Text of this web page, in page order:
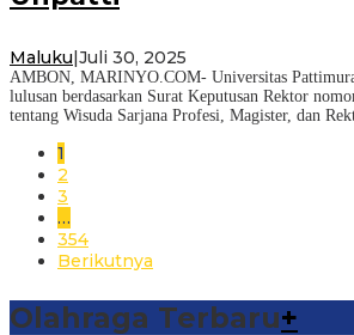
Maluku Juli 30, 2025
AMBON, MARINYO.COM- Universitas
lulusan berdasarkan Surat Keputusan Rektor
tentang Wisuda Sarjana Profesi, Magister, dan
1
2
3
…
354
Berikutnya
Olahraga Terbaru+